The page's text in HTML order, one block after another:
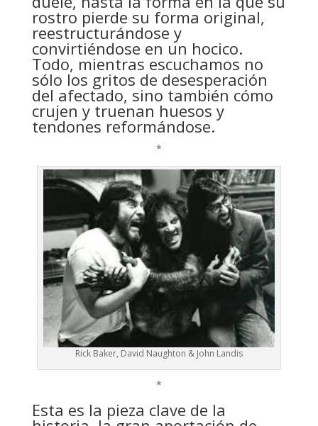
rostro pierde su forma original,
reestructurándose y
convirtiéndose en un hocico.
Todo, mientras escuchamos no
sólo los gritos de desesperación
del afectado, sino también cómo
crujen y truenan huesos y
tendones reformándose.
*
Rick Baker, David Naughton & John Landis
*
Esta es la pieza clave de la